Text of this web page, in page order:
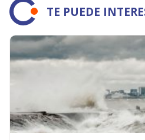
TE PUEDE